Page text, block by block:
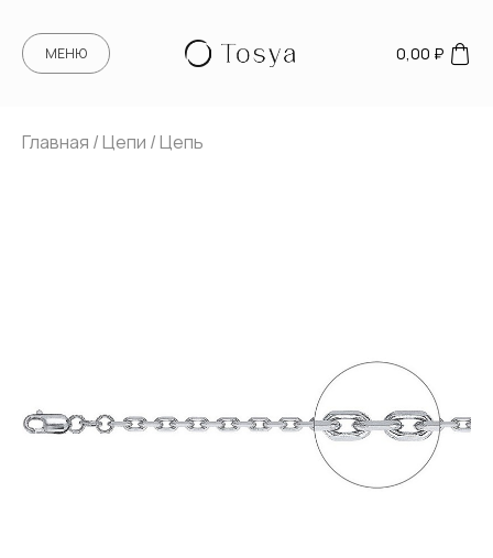
МЕНЮ 0,00 ₽
Главная /Цепи / Цепь